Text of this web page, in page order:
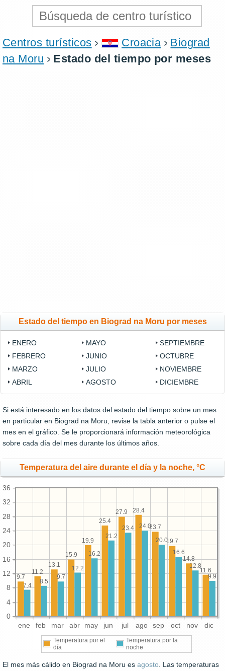
Centros turísticos Croacia
Biograd
na Moru
Estado del tiempo por meses
Estado del tiempo en Biograd na Moru por meses
ENERO
FEBRERO
MARZO
ABRIL
MAYO
JUNIO
JULIO
AGOSTO
SEPTIEMBRE
OCTUBRE
NOVIEMBRE
DICIEMBRE
Si está interesado en los datos del estado del tiempo sobre un mes
en particular en Biograd na Moru, revise la tabla anterior o pulse el
mes en el gráfico. Se le proporcionará información meteorológica
sobre cada día del mes durante los últimos años.
Temperatura del aire durante el día y la noche, °C
ene feb mar abr may jun jul ago sep oct nov dic
0
4
8
12
16
20
24
28
32
36
11.6
14.8
19.7
23.7
28.4
27.9
25.4
19.9
15.9
13.1
11.2
9.7 9.9
12.8
16.6
20.0
24.0
23.4
21.2
16.2
12.2
9.7
8.5
7.4
Temperatura por el
día
Temperatura por la
noche
El mes más cálido en Biograd na Moru es agosto . Las temperaturas